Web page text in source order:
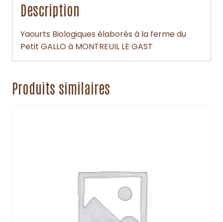
Description
Yaourts Biologiques élaborés à la ferme du
Petit GALLO à MONTREUIL LE GAST
Produits similaires